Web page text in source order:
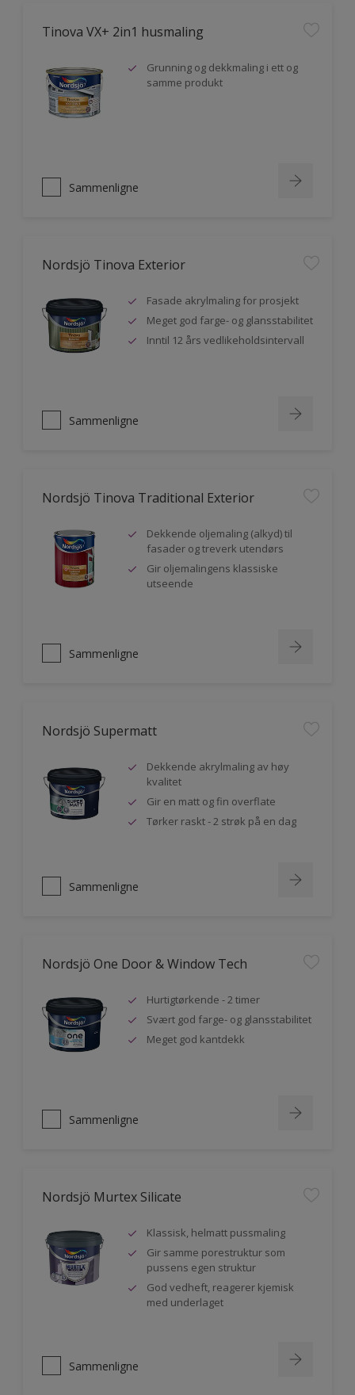
Tinova VX+ 2in1 husmaling
Grunning og dekkmaling i ett og
samme produkt
Sammenligne
Nordsjö Tinova Exterior
Fasade akrylmaling for prosjekt
Meget god farge- og glansstabilitet
Inntil 12 års vedlikeholdsintervall
Sammenligne
Nordsjö Tinova Traditional Exterior
Dekkende oljemaling (alkyd) til
fasader og treverk utendørs
Gir oljemalingens klassiske
utseende
Sammenligne
Nordsjö Supermatt
Dekkende akrylmaling av høy
kvalitet
Gir en matt og fin overflate
Tørker raskt - 2 strøk på en dag
Sammenligne
Nordsjö One Door & Window Tech
Hurtigtørkende - 2 timer
Svært god farge- og glansstabilitet
Meget god kantdekk
Sammenligne
Nordsjö Murtex Silicate
Klassisk, helmatt pussmaling
Gir samme porestruktur som
pussens egen struktur
God vedheft, reagerer kjemisk
med underlaget
Sammenligne